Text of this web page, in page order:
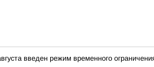
введен режим временного